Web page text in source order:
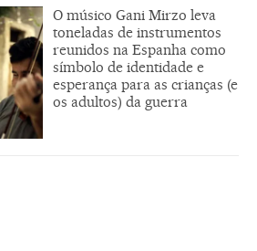
O músico Gani Mirzo leva
toneladas de instrumentos
reunidos na Espanha como
símbolo de identidade e
esperança para as crianças (e
os adultos) da guerra